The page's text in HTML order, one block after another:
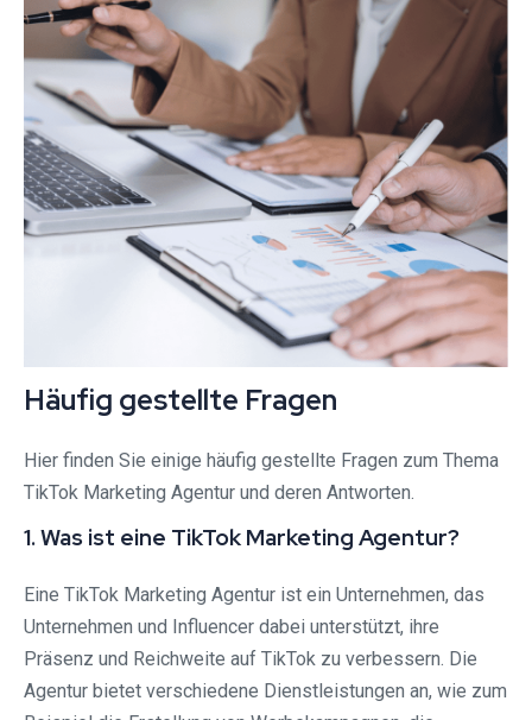
Häufig gestellte Fragen
Hier finden Sie einige häufig gestellte Fragen zum Thema
TikTok Marketing Agentur und deren Antworten.
1. Was ist eine TikTok Marketing Agentur?
Eine TikTok Marketing Agentur ist ein Unternehmen, das
Unternehmen und Influencer dabei unterstützt, ihre
Präsenz und Reichweite auf TikTok zu verbessern. Die
Agentur bietet verschiedene Dienstleistungen an, wie zum